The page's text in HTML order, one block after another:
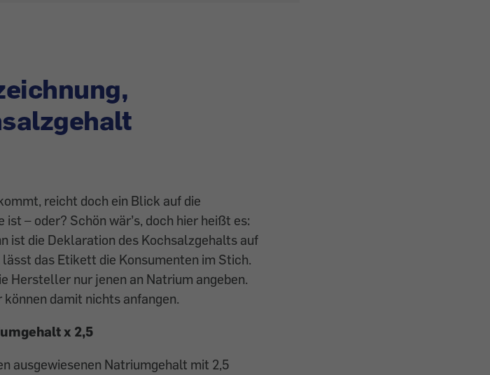
reicht doch ein Blick auf die
– oder? Schön wär’s, doch hier heißt es:
ist die Deklaration des Kochsalzgehalts auf
das Etikett die Konsumenten im Stich.
Her­steller nur jenen an Natrium angeben.
damit nichts anfangen.
x 2,5
ausgewiesenen ­Natriumgehalt mit 2,5